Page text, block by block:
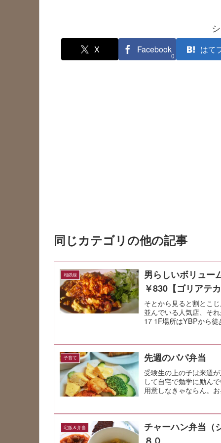
X Facebook
0
はて
同じカテゴリの他の記事
相鉄線
男らしいボリュー
￥830【ゴリアテ
そとから見ると割とこ
並んでいる人気店、そ
17 1F場所はYBPから
子育て 先週のパパ弁当
受験生の上の子は来週
して自宅で勉学に励ん
用意しなきゃならん。
宅飯＆弁当
チャーハン弁当（